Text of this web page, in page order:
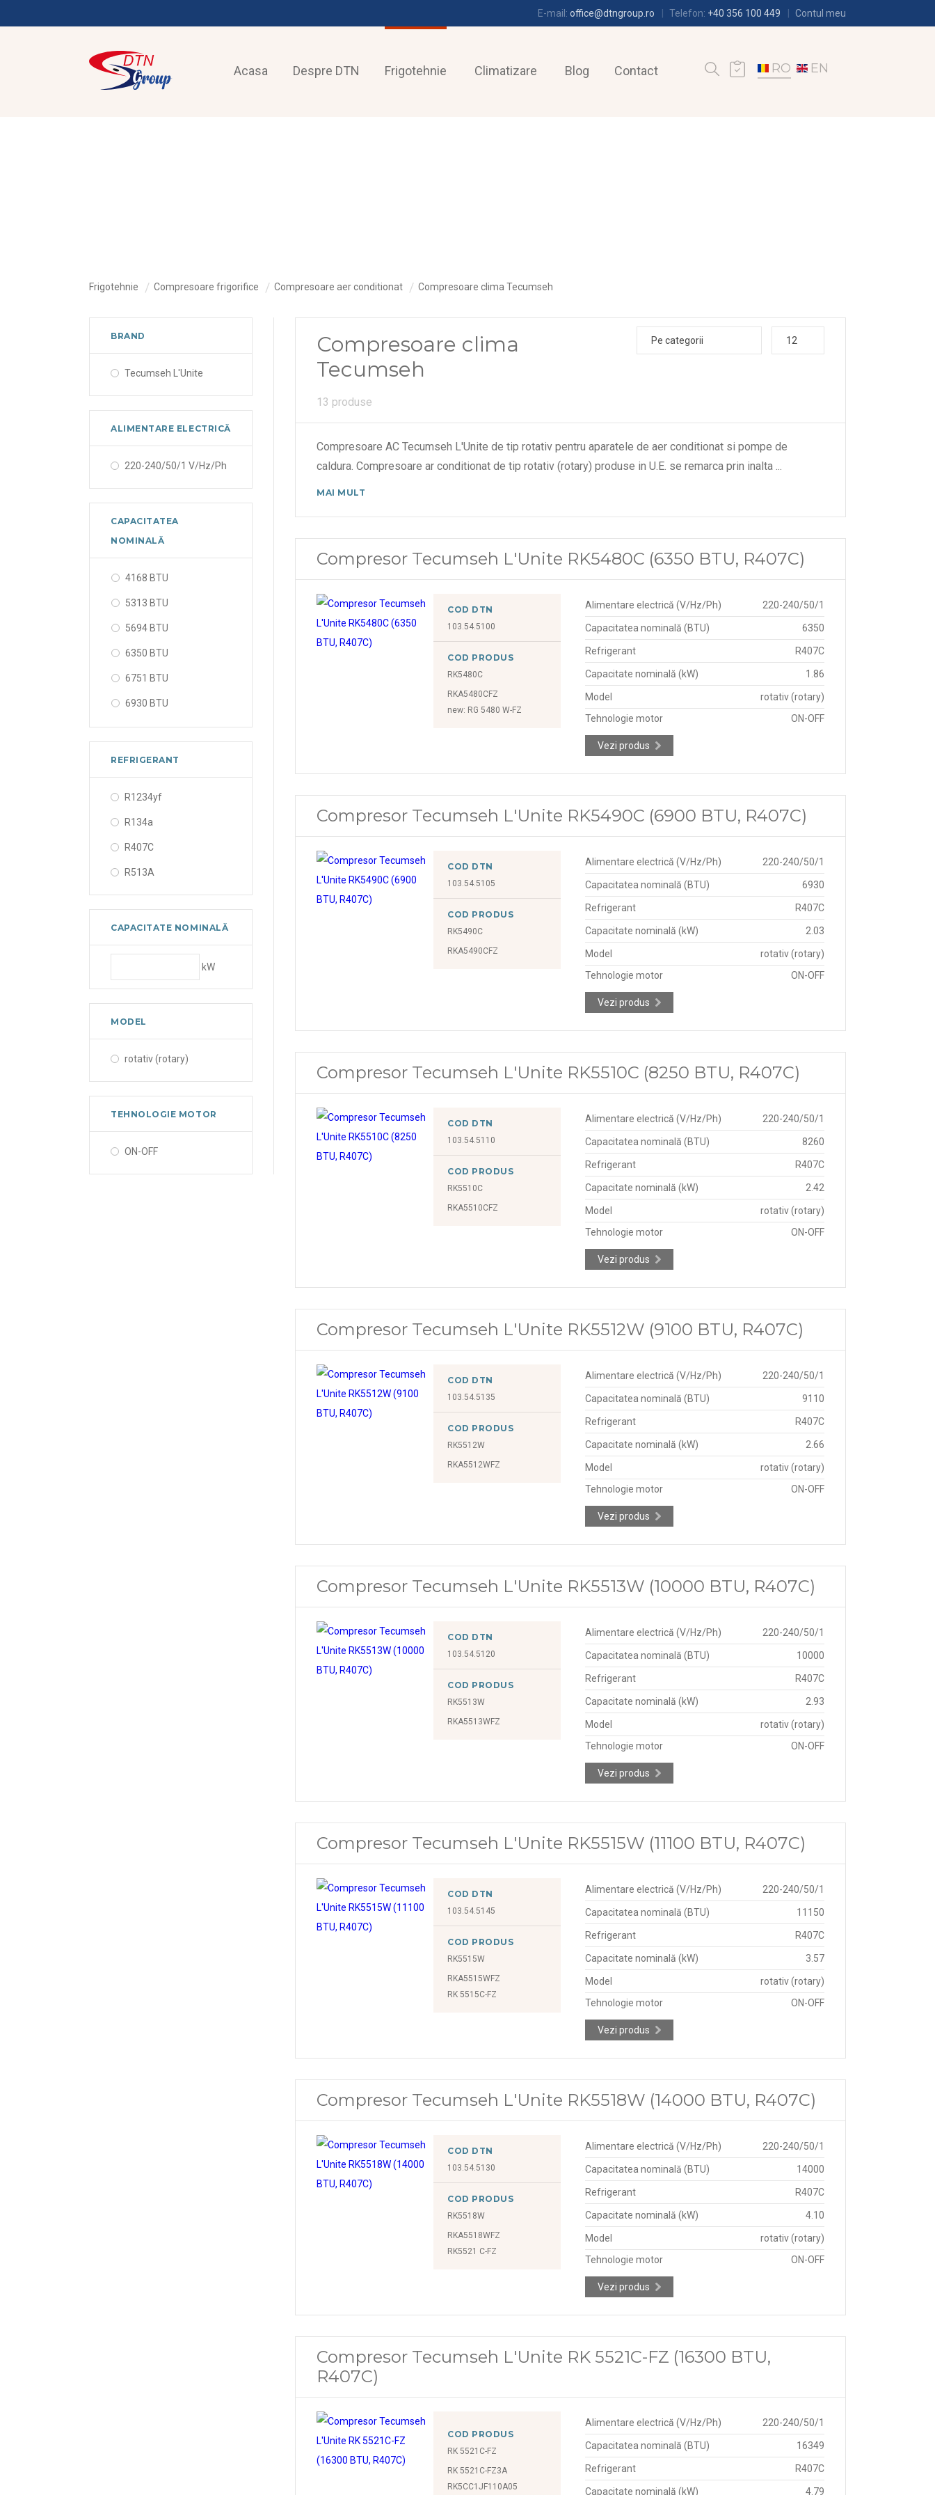
E-mail: office@dtngroup.ro Telefon: +40 356 100 449 Contul meu
Acasa Despre DTN Frigotehnie Climatizare Blog Contact RO EN
Frigotehnie Compresoare frigorifice Compresoare aer conditionat Compresoare clima Tecumseh
BRAND
Tecumseh L'Unite
ALIMENTARE ELECTRICĂ
220-240/50/1 V/Hz/Ph
CAPACITATEA
NOMINALĂ
4168 BTU
5313 BTU
5694 BTU
6350 BTU
6751 BTU
6930 BTU
8260 BTU
9110 BTU
10000 BTU
11150 BTU
14000 BTU
16349 BTU
REFRIGERANT
R1234yf
R134a
R407C
R513A
CAPACITATE NOMINALĂ
kW
MODEL
rotativ (rotary)
TEHNOLOGIE MOTOR
ON-OFF
Compresoare clima
Tecumseh
13 produse
Pe categorii 12
Compresoare AC Tecumseh L'Unite de tip rotativ pentru aparatele de aer conditionat si pompe de
caldura. Compresoare ar conditionat de tip rotativ (rotary) produse in U.E. se remarca prin inalta...
MAI MULT
Compresor Tecumseh L'Unite RK5480C (6350 BTU, R407C)
COD DTN
103.54.5100
COD PRODUS
RK5480C
RKA5480CFZ
new: RG 5480 W-FZ
Alimentare electrică (V/Hz/Ph) 220-240/50/1
Capacitatea nominală (BTU) 6350
Refrigerant R407C
Capacitate nominală (kW) 1.86
Model
rotativ (rotary)
Tehnologie motor
ON-OFF
Vezi produs
Compresor Tecumseh L'Unite RK5490C (6900 BTU, R407C)
COD DTN
103.54.5105
COD PRODUS
RK5490C
RKA5490CFZ
Alimentare electrică (V/Hz/Ph) 220-240/50/1
Capacitatea nominală (BTU) 6930
Refrigerant R407C
Capacitate nominală (kW) 2.03
Model
rotativ (rotary)
Tehnologie motor
ON-OFF
Vezi produs
Compresor Tecumseh L'Unite RK5510C (8250 BTU, R407C)
COD DTN
103.54.5110
COD PRODUS
RK5510C
RKA5510CFZ
Alimentare electrică (V/Hz/Ph) 220-240/50/1
Capacitatea nominală (BTU) 8260
Refrigerant R407C
Capacitate nominală (kW) 2.42
Model
rotativ (rotary)
Tehnologie motor
ON-OFF
Vezi produs
Compresor Tecumseh L'Unite RK5512W (9100 BTU, R407C)
COD DTN
103.54.5135
COD PRODUS
RK5512W
RKA5512WFZ
Alimentare electrică (V/Hz/Ph) 220-240/50/1
Capacitatea nominală (BTU) 9110
Refrigerant R407C
Capacitate nominală (kW) 2.66
Model
rotativ (rotary)
Tehnologie motor
ON-OFF
Vezi produs
Compresor Tecumseh L'Unite RK5513W (10000 BTU, R407C)
COD DTN
103.54.5120
COD PRODUS
RK5513W
RKA5513WFZ
Alimentare electrică (V/Hz/Ph) 220-240/50/1
Capacitatea nominală (BTU) 10000
Refrigerant R407C
Capacitate nominală (kW) 2.93
Model
rotativ (rotary)
Tehnologie motor
ON-OFF
Vezi produs
Compresor Tecumseh L'Unite RK5515W (11100 BTU, R407C)
COD DTN
103.54.5145
COD PRODUS
RK5515W
RKA5515WFZ
RK 5515C-FZ
Alimentare electrică (V/Hz/Ph) 220-240/50/1
Capacitatea nominală (BTU) 11150
Refrigerant R407C
Capacitate nominală (kW) 3.57
Model
rotativ (rotary)
Tehnologie motor
ON-OFF
Vezi produs
Compresor Tecumseh L'Unite RK5518W (14000 BTU, R407C)
COD DTN
103.54.5130
COD PRODUS
RK5518W
RKA5518WFZ
RK5521 C-FZ
Alimentare electrică (V/Hz/Ph) 220-240/50/1
Capacitatea nominală (BTU) 14000
Refrigerant R407C
Capacitate nominală (kW) 4.10
Model
rotativ (rotary)
Tehnologie motor
ON-OFF
Vezi produs
Compresor Tecumseh L'Unite RK 5521C-FZ (16300 BTU,
R407C)
COD PRODUS
RK 5521C-FZ
RK 5521C-FZ3A
RK5CC1JF110A05
Alimentare electrică (V/Hz/Ph) 220-240/50/1
Capacitatea nominală (BTU) 16349
Refrigerant R407C
Capacitate nominală (kW) 4.79